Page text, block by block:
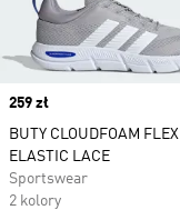
Price
259 zł
BUTY CLOUDFOAM FLEX
ELASTIC LACE
Sportswear
2 kolory